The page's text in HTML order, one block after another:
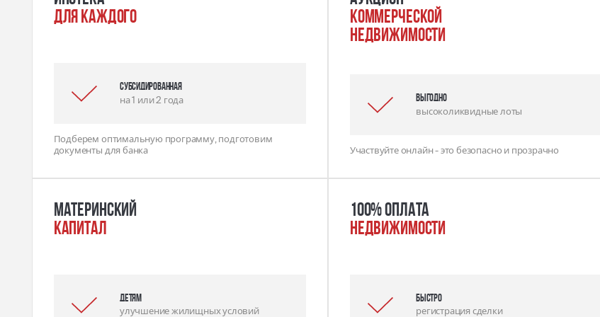
для каждого
Субсидированная
на 1 или 2 года
Подберем оптимальную программу, подготовим
документы для банка
коммерческой
недвижимости
выгодно
высоколиквидные лоты
Участвуйте онлайн - это безопасно и прозрачно
Материнский
капитал
детям
улучшение жилищных условий
100% оплата
недвижимости
Быстро
регистрация сделки